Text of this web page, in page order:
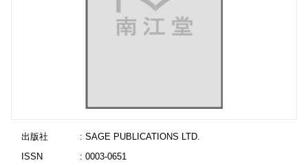
出版社
: SAGE PUBLICATIONS LTD.
ISSN
: 0003-0651